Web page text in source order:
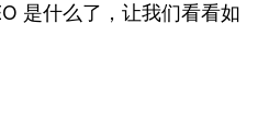
是什么了，让我们看看如